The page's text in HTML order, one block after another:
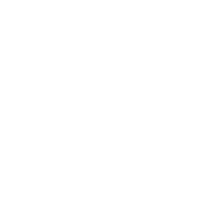
基づき作成されるも
ン制御機器販売店・
テル類) : 1000ppm、
引許可)を取得する
う必要な手段を講じ
びにこれらの製造装